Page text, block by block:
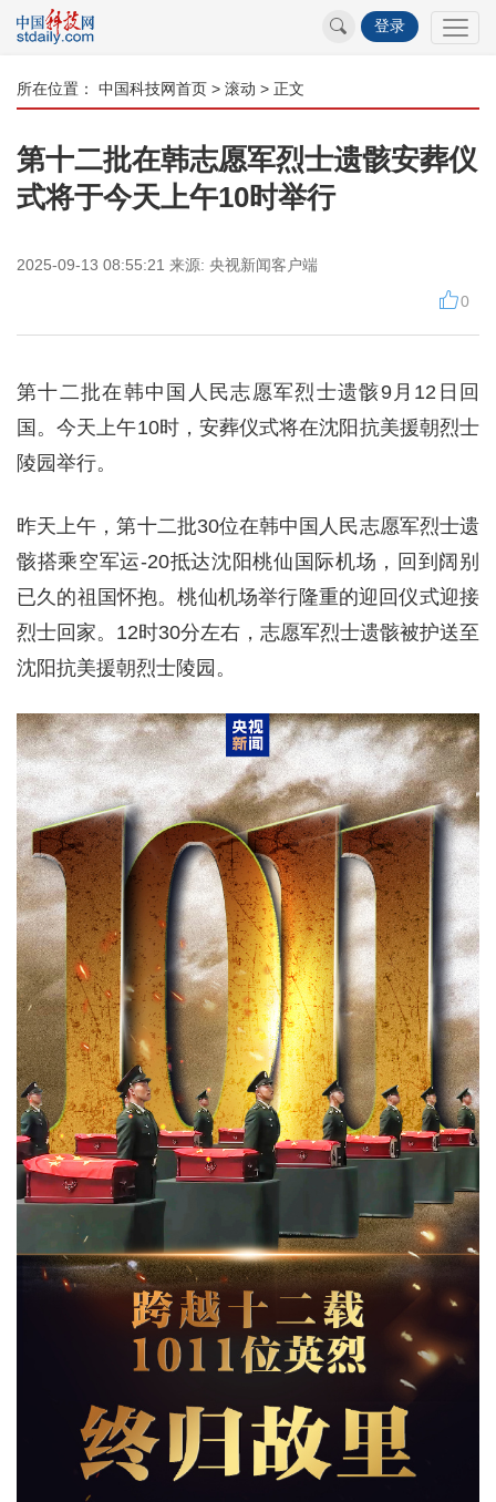
登录
所在位置： 中国科技网首页 > 滚动 > 正文
第十二批在韩志愿军烈士遗骸安葬仪
式将于今天上午10时举行
2025-09-13 08:55:21 来源: 央视新闻客户端
0
第十二批在韩中国人民志愿军烈士遗骸9月12日回
国。今天上午10时，安葬仪式将在沈阳抗美援朝烈士
陵园举行。
昨天上午，第十二批30位在韩中国人民志愿军烈士遗
骸搭乘空军运-20抵达沈阳桃仙国际机场，回到阔别
已久的祖国怀抱。桃仙机场举行隆重的迎回仪式迎接
烈士回家。12时30分左右，志愿军烈士遗骸被护送至
沈阳抗美援朝烈士陵园。